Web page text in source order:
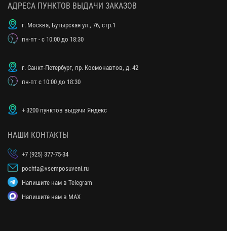
АДРЕСА ПУНКТОВ ВЫДАЧИ ЗАКАЗОВ
г. Москва, Бутырская ул., 76, стр.1
пн-пт - с 10:00 до 18:30
г. Санкт-Петербург, пр. Космонавтов, д. 42
пн-пт с 10:00 до 18:30
+ 3200 пунктов выдачи Яндекс
НАШИ КОНТАКТЫ
+7 (925) 377-75-34
pochta@vsemposuveni.ru
Напишите нам в Telegram
Напишите нам в MAX